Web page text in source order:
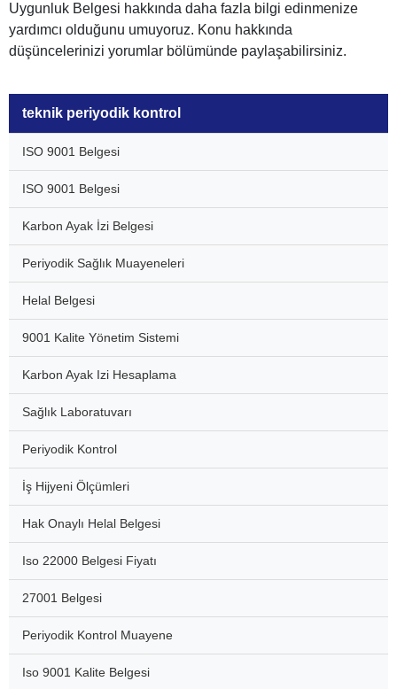
teknik periyodik kontrol
ISO 9001 Belgesi
ISO 9001 Belgesi
Karbon Ayak İzi Belgesi
Periyodik Sağlık Muayeneleri
Helal Belgesi
9001 Kalite Yönetim Sistemi
Karbon Ayak Izi Hesaplama
Sağlık Laboratuvarı
Periyodik Kontrol
İş Hijyeni Ölçümleri
Hak Onaylı Helal Belgesi
Iso 22000 Belgesi Fiyatı
27001 Belgesi
Periyodik Kontrol Muayene
Iso 9001 Kalite Belgesi
Uygunluk Belgesi hakkında daha fazla bilgi edinmenize
yardımcı olduğunu umuyoruz. Konu hakkında
düşüncelerinizi yorumlar bölümünde paylaşabilirsiniz.